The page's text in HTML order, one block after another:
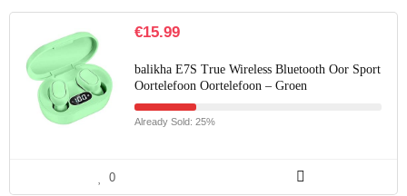
€15.99
balikha E7S True Wireless Bluetooth Oor Sport
Oortelefoon Oortelefoon – Groen
Already Sold: 25%
0